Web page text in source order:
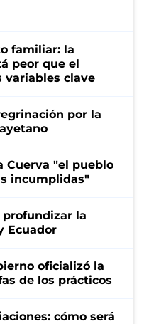
familiar: la
peor que el
variables clave
por la
Cuerva "el pueblo
incumplidas"
la
Ecuador
oficializó la
de los prácticos
cómo será